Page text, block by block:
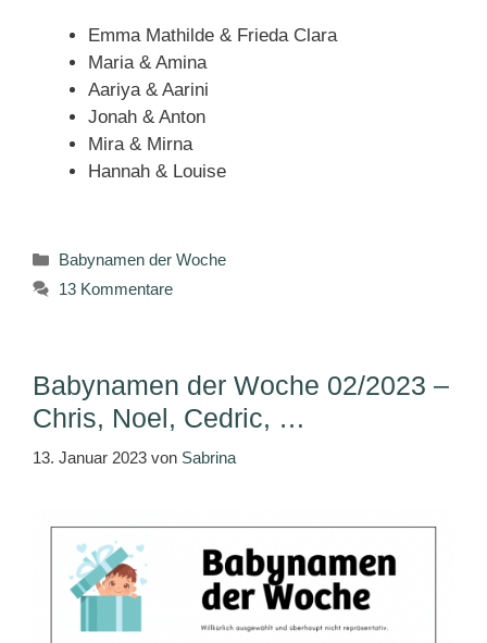
Emma Mathilde & Frieda Clara
Maria & Amina
Aariya & Aarini
Jonah & Anton
Mira & Mirna
Hannah & Louise
Kategorien
Babynamen der Woche
13 Kommentare
Babynamen der Woche 02/2023 –
Chris, Noel, Cedric, …
13. Januar 2023 von Sabrina